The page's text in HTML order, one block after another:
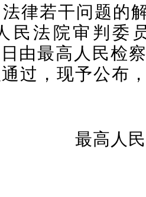
律若干问题的
民法院审判委
由最高人民检
过，现予公布
最高人